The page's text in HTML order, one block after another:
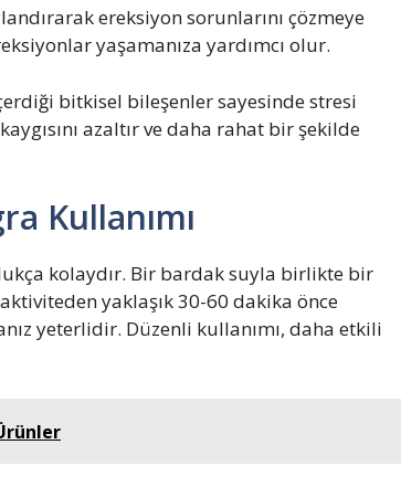
ereksiyon sorunlarını çözmeye
yaşamanıza yardımcı olur.
bitkisel bileşenler sayesinde stresi
azaltır ve daha rahat bir şekilde
Kullanımı
kolaydır. Bir bardak suyla birlikte bir
yaklaşık 30-60 dakika önce
yeterlidir. Düzenli kullanımı, daha etkili